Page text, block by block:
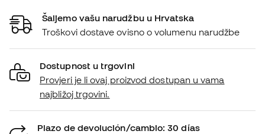
Šaljemo vašu narudžbu u Hrvatska
Troškovi dostave ovisno o volumenu narudžbe
Dostupnost u trgovini
Provjeri je li ovaj proizvod dostupan u vama
najbližoj trgovini.
Plazo de devolución/cambio: 30 días